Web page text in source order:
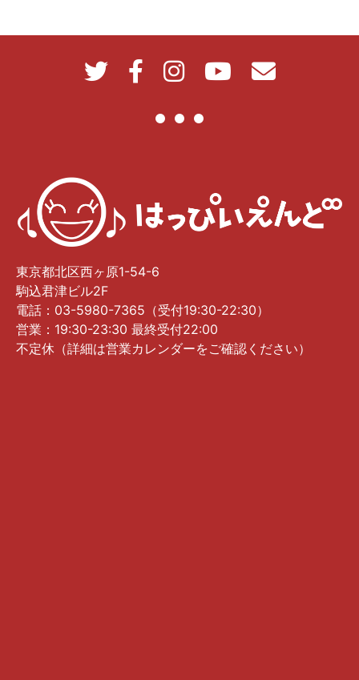
東京都北区西ヶ原1-54-6
駒込君津ビル2F
電話：03-5980-7365（受付19:30-22:30）
営業：19:30-23:30 最終受付22:00
不定休（詳細は営業カレンダーをご確認ください）